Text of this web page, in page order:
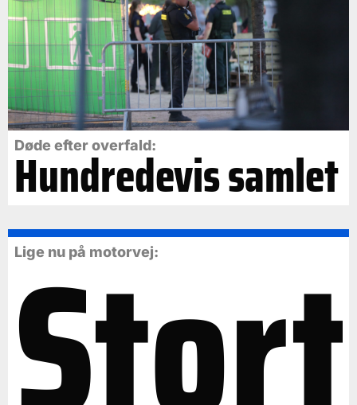
Døde efter overfald:
Hundredevis samlet
Lige nu på motorvej: